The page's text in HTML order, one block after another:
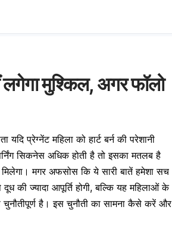
मुश्किल, अगर फॉलो
प्रेग्नेंट महिला को हार्ट बर्न की परेशानी
सिकनेस अधिक होती है तो इसका मतलब है
मगर अफसोस कि ये सारी बातें हमेशा सच
की ज्यादा आपूर्ति होगी, बल्कि यह महिलाओं के
चुनौतीपूर्ण है। इस चुनौती का सामना कैसे करें और